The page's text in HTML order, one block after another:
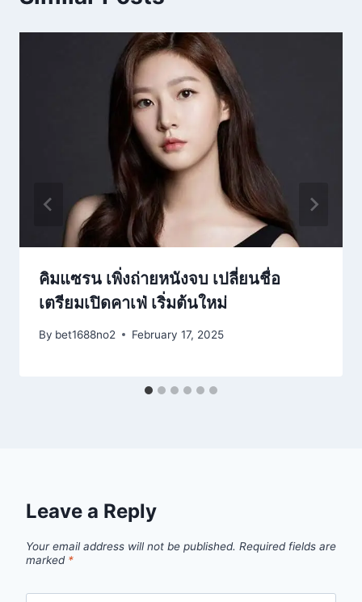
คิมแซรน เพิ่งถ่ายหนังจบ เปลี่ยนชื่อ
เตรียมเปิดคาเฟ่ เริ่มต้นใหม่
By bet1688no2 February 17, 2025
Leave a Reply
Your email address will not be published. Required fields are
marked *